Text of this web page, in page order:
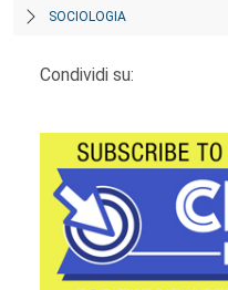
SOCIOLOGIA
Condividi su: